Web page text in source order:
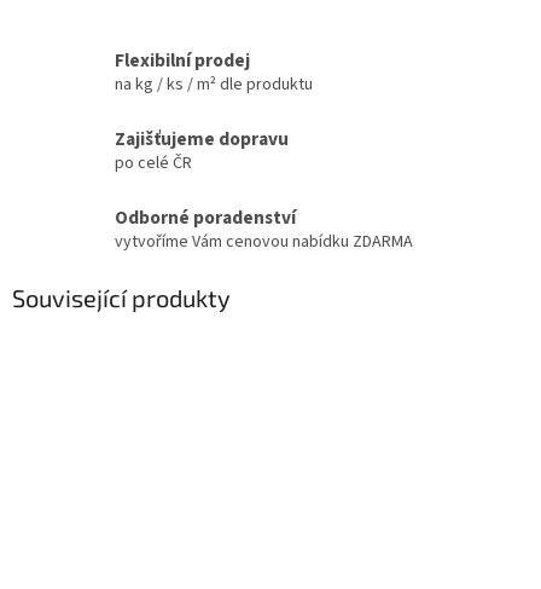
Flexibilní prodej
na kg / ks / m² dle produktu
Zajišťujeme dopravu
po celé ČR
Odborné poradenství
vytvoříme Vám cenovou nabídku ZDARMA
Související produkty